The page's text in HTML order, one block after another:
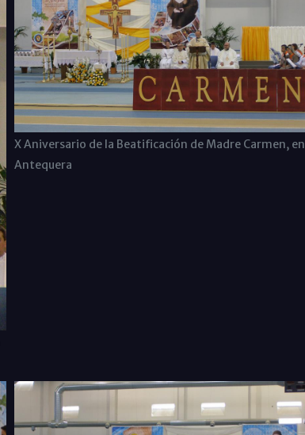
X Aniversario de la Beatificación de Madre Carmen, en
Antequera